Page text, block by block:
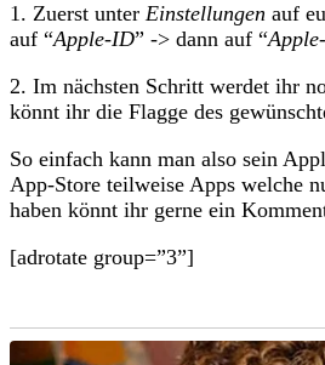
1. Zuerst unter Einstellungen auf
auf “Apple-ID” -> dann auf “
2. Im nächsten Schritt werdet ihr
könnt ihr die Flagge des
So einfach kann man also sein
App-Store teilweise Apps welche
haben könnt ihr gerne ein
[adrotate group=”3”]